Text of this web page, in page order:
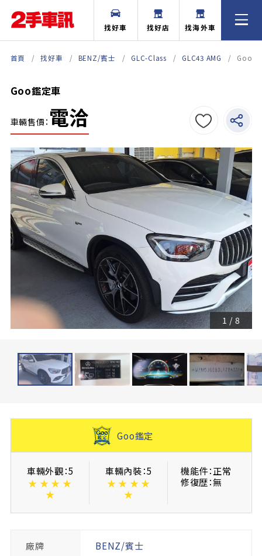
找好車 找好店 找海外車
首頁 找好車 BENZ/賓士 GLC-Class GLC43 AMG Goo鑑
Goo鑑定車
車輛售價： 電洽
1 / 8
Goo鑑定
車輛外觀：5
★ ★ ★ ★
★
車輛內裝：5
★ ★ ★ ★
★
機能件：正常
修復歴：無
廠牌 BENZ/賓士